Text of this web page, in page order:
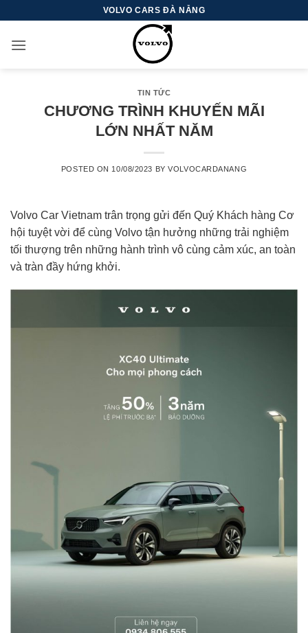
content
VOLVO CARS ĐÀ NẴNG
TIN TỨC
CHƯƠNG TRÌNH KHUYẾN MÃI
LỚN NHẤT NĂM
POSTED ON 10/08/2023 BYVOLVOCARDANANG
Volvo Car Vietnam trân trọng gửi đến Quý Khách hàng Cơ
hội tuyệt vời để cùng Volvo tận hưởng những trải nghiệm
tối thượng trên những hành trình vô cùng cảm xúc, an toàn
và tràn đầy hứng khởi.